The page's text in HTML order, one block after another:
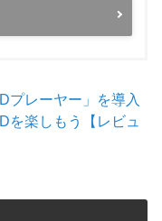
プレーヤー」を導入
を楽しもう【レビュ